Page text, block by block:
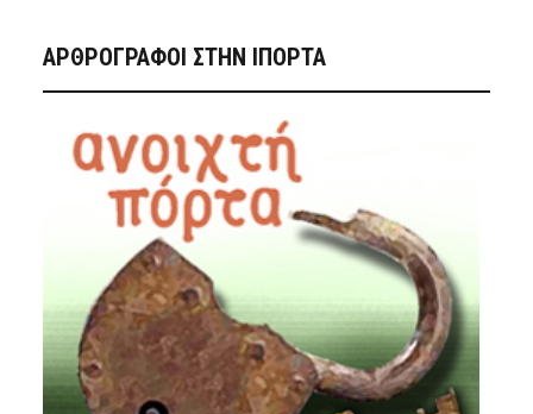
ΑΡΘΡΟΓΡΑΦΟΙ ΣΤΗΝ IΠΟΡΤΑ